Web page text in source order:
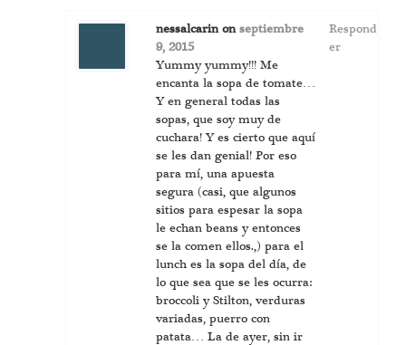
nessalcarinonseptiembre
9, 2015
Yummy yummy!!! Me
encanta la sopa de tomate…
Y en general todas las
sopas, que soy muy de
cuchara! Y es cierto que aquí
se les dan genial! Por eso
para mí, una apuesta
segura (casi, que algunos
sitios para espesar la sopa
le echan beans y entonces
se la comen ellos.,) para el
lunch es la sopa del día, de
lo que sea que se les ocurra:
broccoli y Stilton, verduras
variadas, puerro con
patata… La de ayer, sin ir
Respond
er